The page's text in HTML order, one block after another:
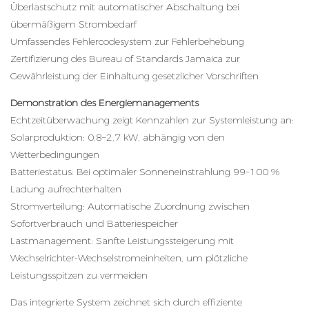
Überlastschutz mit automatischer Abschaltung bei
übermäßigem Strombedarf
Umfassendes Fehlercodesystem zur Fehlerbehebung
Zertifizierung des Bureau of Standards Jamaica zur
Gewährleistung der Einhaltung gesetzlicher Vorschriften
Demonstration des Energiemanagements
Echtzeitüberwachung zeigt Kennzahlen zur Systemleistung an:
Solarproduktion: 0,8–2,7 kW, abhängig von den
Wetterbedingungen
Batteriestatus: Bei optimaler Sonneneinstrahlung 99–100 %
Ladung aufrechterhalten
Stromverteilung: Automatische Zuordnung zwischen
Sofortverbrauch und Batteriespeicher
Lastmanagement: Sanfte Leistungssteigerung mit
Wechselrichter-Wechselstromeinheiten, um plötzliche
Leistungsspitzen zu vermeiden
Das integrierte System zeichnet sich durch effiziente